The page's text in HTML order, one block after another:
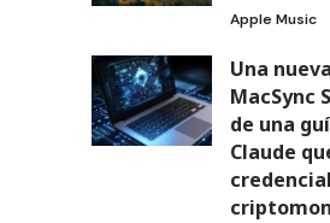
Apple Music
Una
MacSync
de una
Claude